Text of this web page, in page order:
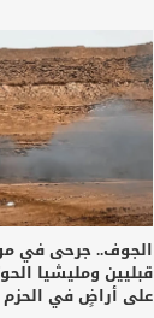
الجوف.. جرحى في
قبليين ومليشيا
على أراضٍ في الحزم